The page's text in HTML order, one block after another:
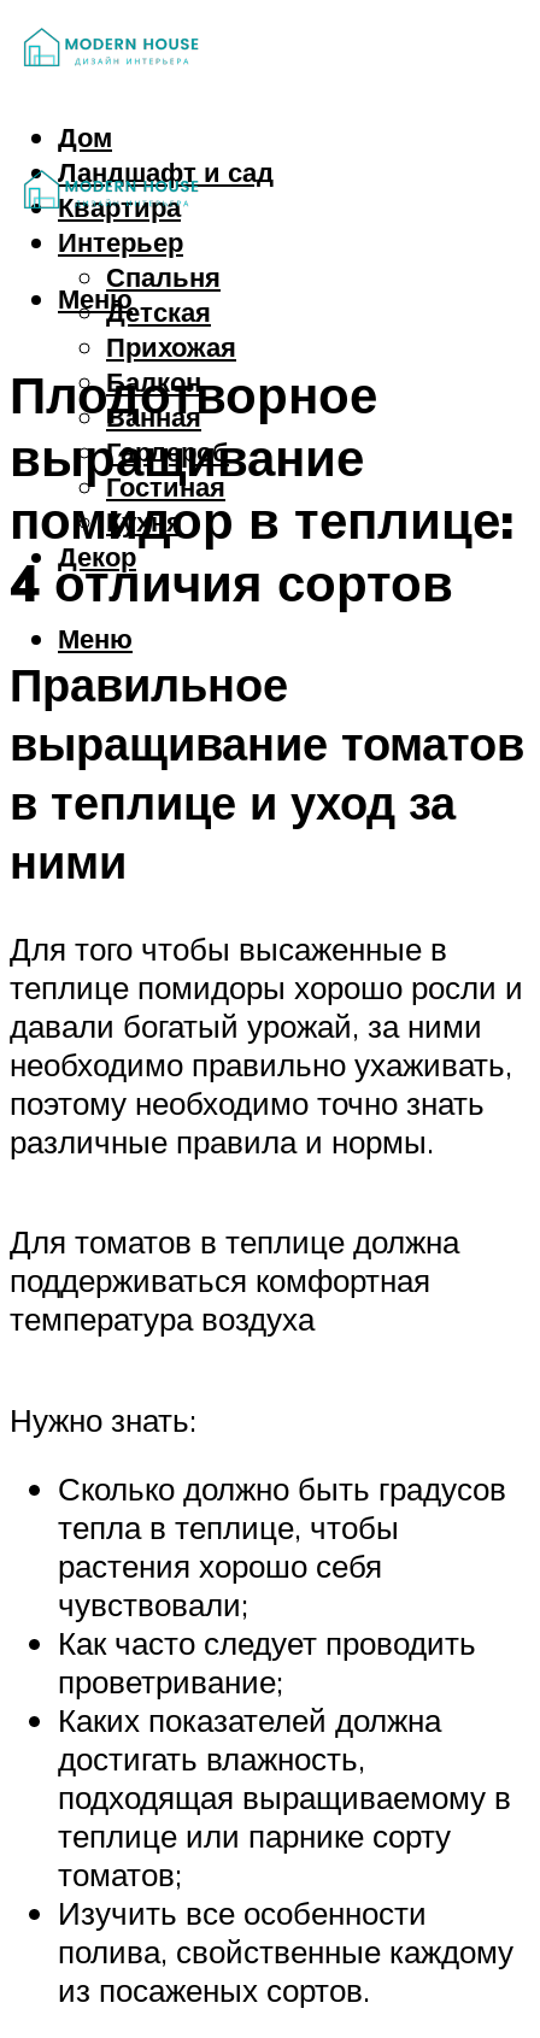
Дом
Ландшафт и сад
Квартира
Интерьер
Спальня
Детская
Прихожая
Балкон
Ванная
Гардероб
Гостиная
Кухня
Декор
Меню
Меню
Плодотворное
выращивание
помидор в теплице:
4 отличия сортов
Правильное
выращивание томатов
в теплице и уход за
ними
Для того чтобы высаженные в
теплице помидоры хорошо росли и
давали богатый урожай, за ними
необходимо правильно ухаживать,
поэтому необходимо точно знать
различные правила и нормы.
Для томатов в теплице должна
поддерживаться комфортная
температура воздуха
Нужно знать:
Сколько должно быть градусов
тепла в теплице, чтобы
растения хорошо себя
чувствовали;
Как часто следует проводить
проветривание;
Каких показателей должна
достигать влажность,
подходящая выращиваемому в
теплице или парнике сорту
томатов;
Изучить все особенности
полива, свойственные каждому
из посаженых сортов.